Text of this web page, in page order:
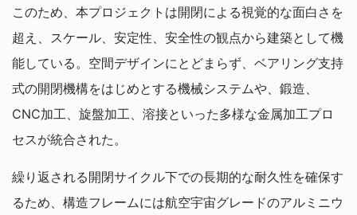
このため、本プロジェクトは開閉による視覚的な面白さを
超え、スケール、安定性、安全性の観点から建築として機
能している。空間デザインにとどまらず、ベアリング支持
式の開閉機構をはじめとする機械システムや、鍛造、
CNC加工、旋盤加工、溶接といった多様な金属加工プロ
セスが統合された。
繰り返される開閉サイクル下での長期的な耐久性を確保す
るため、構造フレームには航空宇宙グレードのアルミニウ